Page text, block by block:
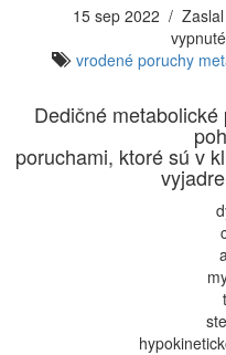
15 sep 2022 / Zaslal
vrodené poruchy
Dedičné
poruchami, ktoré sú v